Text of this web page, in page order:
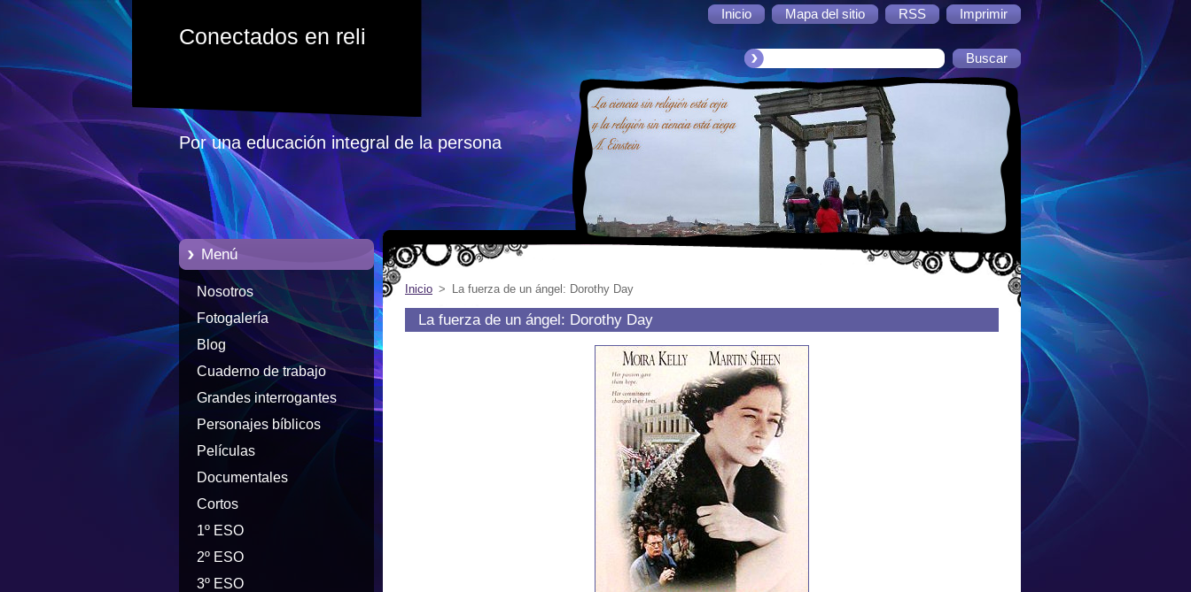
Inicio Mapa del sitio RSS Imprimir
Conectados en reli
Por una educación integral de la persona
Menú
Nosotros
Fotogalería
Blog
Cuaderno de trabajo
Grandes interrogantes
Personajes bíblicos
Películas
Documentales
Cortos
1º ESO
2º ESO
3º ESO
Inicio > La fuerza de un ángel: Dorothy Day
La fuerza de un ángel: Dorothy Day